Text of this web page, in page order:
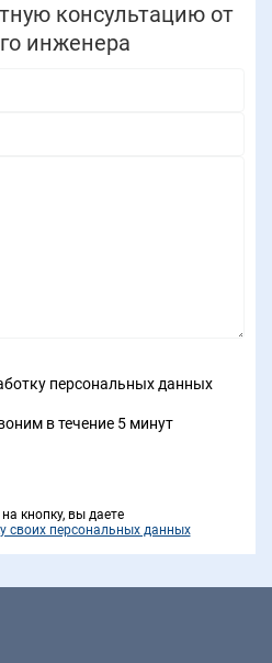
консультацию от
инженера
персональных данных
в течение 5 минут
кнопку, вы даете
своих персональных данных